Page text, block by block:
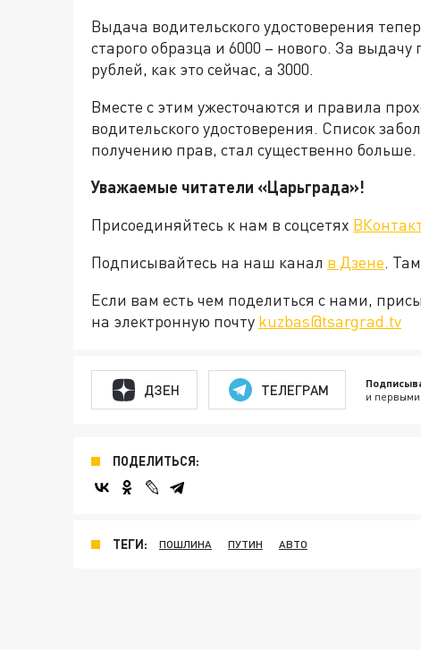
Выдача водительского удостоверения
старого образца и 6000 – нового. За
рублей, как это сейчас, а 3000.
Вместе с этим ужесточаются и правила
водительского удостоверения. Список
получению прав, стал существенно больше.
Уважаемые читатели «Царьграда»!
Присоединяйтесь к нам в соцсетях
Подписывайтесь на наш канал в Дзене.
Если вам есть чем поделиться с нами,
на электронную почту kuzbas@tsargrad.tv
ДЗЕН ТЕЛЕГРАМ и первыми
ПОДЕЛИТЬСЯ:
ТЕГИ: ПОШЛИНА ПУТИН АВТО